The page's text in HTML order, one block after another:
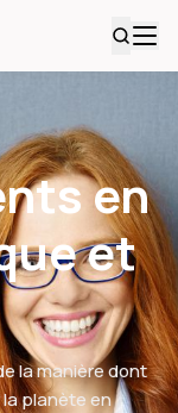
en
et
la manière dont
planète en